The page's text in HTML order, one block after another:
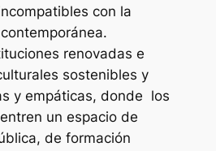
con la
renovadas e
sostenibles y
y empáticas, donde los
un espacio de
de formación